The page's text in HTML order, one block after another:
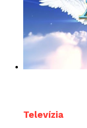
Televízia